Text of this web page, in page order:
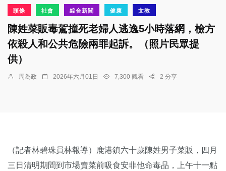
頭條 社會 綜合新聞 健康 文教
陳姓菜販毒駕撞死老婦人逃逸5小時落網，檢方
依殺人和公共危險兩罪起訴。（照片民眾提
供）
周為政 2026年六月01日 7,300 觀看 2 分享
（記者林碧珠員林報導）鹿港鎮六十歲陳姓男子菜販，四月
三日清明期間到市場賣菜前吸食安非他命毒品，上午十一點